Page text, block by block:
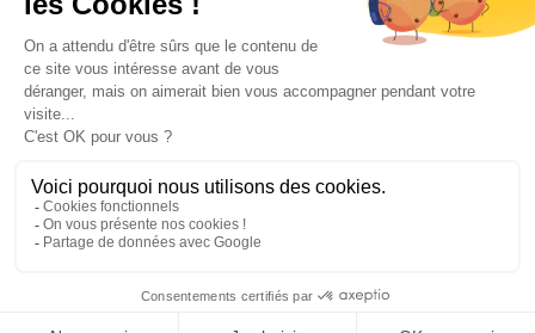
Une solution pour raccrocher
© 2026 - Côté Formations - par Via Compétences
Menu Pied de page
Mentions Légales
Politique de confidentialité